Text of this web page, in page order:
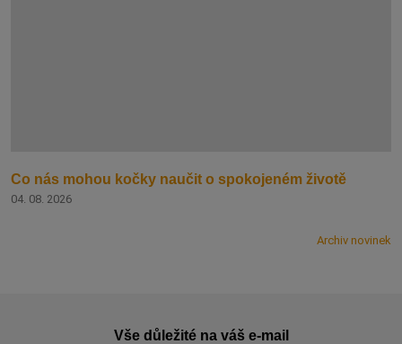
Co nás mohou kočky naučit o spokojeném životě
04. 08. 2026
Archiv novinek
Vše důležité na váš e-mail